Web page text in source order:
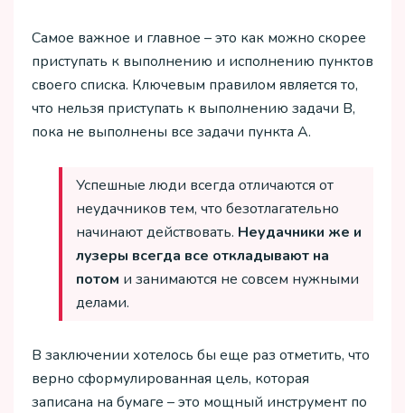
Самое важное и главное – это как можно скорее
приступать к выполнению и исполнению пунктов
своего списка. Ключевым правилом является то,
что нельзя приступать к выполнению задачи В,
пока не выполнены все задачи пункта А.
Успешные люди всегда отличаются от
неудачников тем, что безотлагательно
начинают действовать. Неудачники же и
лузеры всегда все откладывают на
потом и занимаются не совсем нужными
делами.
В заключении хотелось бы еще раз отметить, что
верно сформулированная цель, которая
записана на бумаге – это мощный инструмент по